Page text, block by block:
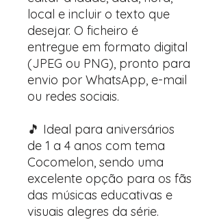
local e incluir o texto que
desejar. O ficheiro é
entregue em formato digital
(JPEG ou PNG), pronto para
envio por WhatsApp, e-mail
ou redes sociais.
🎵 Ideal para aniversários
de 1 a 4 anos com tema
Cocomelon, sendo uma
excelente opção para os fãs
das músicas educativas e
visuais alegres da série.